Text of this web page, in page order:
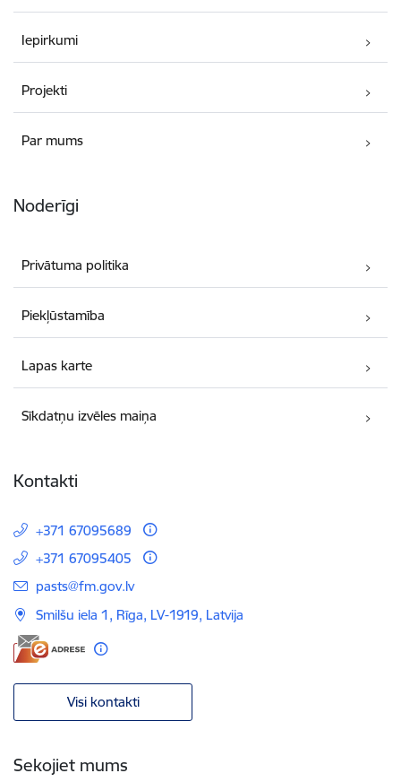
Iepirkumi
Projekti
Par mums
Noderīgi
Privātuma politika
Piekļūstamība
Lapas karte
Sīkdatņu izvēles maiņa
Kontakti
+371 67095689
+371 67095405
E-pasts:
pasts@fm.gov.lv
Smilšu iela 1, Rīga, LV-1919, Latvija
Visi kontakti
Sekojiet mums